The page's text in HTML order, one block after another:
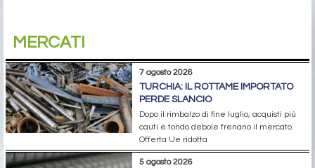
MERCATI
7 agosto 2026
TURCHIA: IL ROTTAME IMPORTATO
PERDE SLANCIO
Dopo il rimbalzo di fine luglio, acquisti più
cauti e tondo debole frenano il mercato.
Offerta Ue ridotta
5 agosto 2026